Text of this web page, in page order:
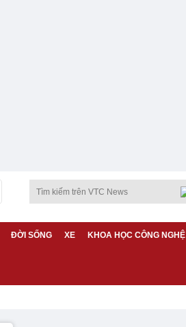
ĐỜI SỐNG XE KHOA HỌC CÔNG NGHỆ